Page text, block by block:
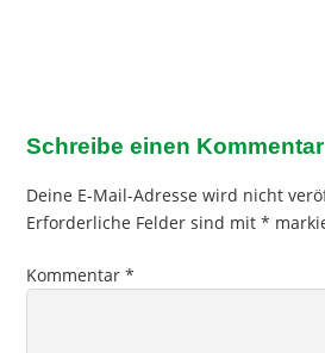
Schreibe einen Kommentar
Deine E-Mail-Adresse wird nicht
Erforderliche Felder sind mit*
Kommentar*